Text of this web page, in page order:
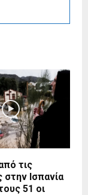
τις
Ισπανία
51 οι